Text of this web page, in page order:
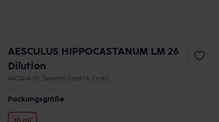
AESCULUS HIPPOCASTANUM LM 26
Dilution
ARCANA Dr. Sewerin GmbH & Co.KG
Packungsgröße